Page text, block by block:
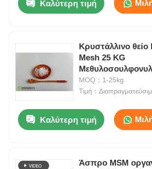
Καλύτερη τιμή
Κρυστάλλινο θείο
Mesh 25 KG
Σκύλοι
MOQ：1-25kg
Τιμή：
Καλύτερη τιμή
Άσπρο MSM